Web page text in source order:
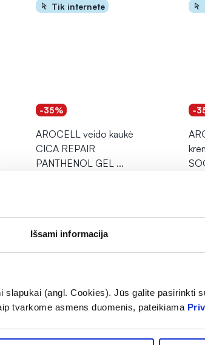
Išsami informacija
slapukai (angl. Cookies). Jūs galite pasirinkti
tvarkome asmens duomenis, pateikiama
Tik internete
-35%
AROCELL veido kaukė
CICA REPAIR
PANTHENOL GEL ...
% PAPILDOMA NUOLAIDA
Į krepšelį
-